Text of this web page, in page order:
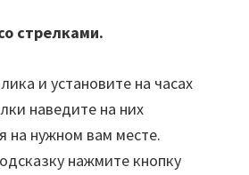
стрелками.
и установите на часах
наведите на них
на нужном вам месте.
нажмите кнопку